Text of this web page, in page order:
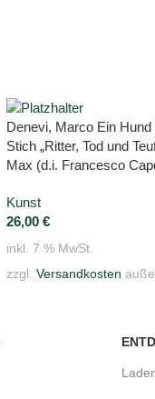
Denevi, Marco Ein
Stich „Ritter, Tod und
Max (d.i. Francesco
Kunst
26,00 €
inkl. 7 % MwSt.
zzgl. Versandkosten